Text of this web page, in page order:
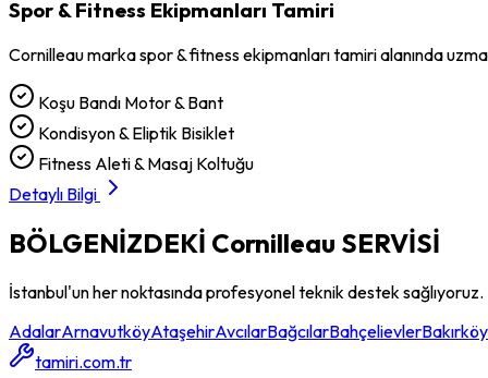
Spor & Fitness Ekipmanları Tamiri
Cornilleaumarkaspor & fitness ekipmanları tamirialanında
Koşu Bandı Motor & Bant
Kondisyon & Eliptik Bisiklet
Fitness Aleti & Masaj Koltuğu
Detaylı Bilgi
BÖLGENİZDEKİ Cornilleau SERVİSİ
İstanbul'un her noktasında profesyonel teknik destek sağlıyoruz.
AdalarArnavutköyAtaşehirAvcılarBağcılarBahçelievlerBakırköy
tamiri.com.tr